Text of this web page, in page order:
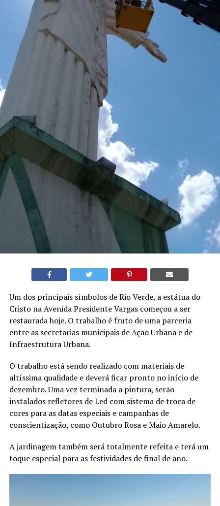
Um dos principais símbolos de Rio Verde, a estátua do
Cristo na Avenida Presidente Vargas começou a ser
restaurada hoje. O trabalho é fruto de uma parceria
entre as secretarias municipais de Ação Urbana e de
Infraestrutura Urbana.
O trabalho está sendo realizado com materiais de
altíssima qualidade e deverá ficar pronto no início de
dezembro. Uma vez terminada a pintura, serão
instalados refletores de Led com sistema de troca de
cores para as datas especiais e campanhas de
conscientização, como Outubro Rosa e Maio Amarelo.
A jardinagem também será totalmente refeita e terá um
toque especial para as festividades de final de ano.